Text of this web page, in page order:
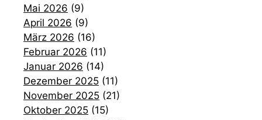
Mai 2026 (9)
April 2026 (9)
März 2026 (16)
Februar 2026 (11)
Januar 2026 (14)
Dezember 2025 (11)
November 2025 (21)
Oktober 2025 (15)